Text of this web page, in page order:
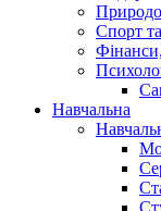
Спорт
Навчальна